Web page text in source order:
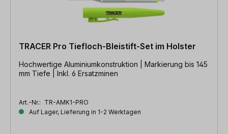
TRACER Pro Tiefloch-Bleistift-Set im Holster
Hochwertige Aluminiumkonstruktion | Markierung bis 145
mm Tiefe | Inkl. 6 Ersatzminen
Art.-Nr.: TR-AMK1-PRO
Auf Lager, Lieferung in 1-2 Werktagen